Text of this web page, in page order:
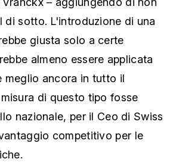
di sotto. L'introduzione di una
giusta solo a certe
almeno essere applicata
meglio ancora in tutto il
di questo tipo fosse
nazionale, per il Ceo di Swiss
competitivo per le